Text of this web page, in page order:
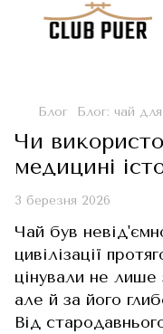
Блог Блог: чай
Чи
медицині
3 березня 2026
Чай був
цивілізації
цінували не лише
але й за його
Від